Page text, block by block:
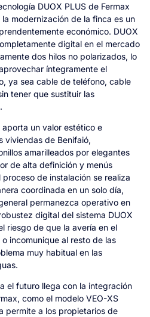
DUOX PLUS de Fermax
modernización de la finca es un
económico. DUOX
digital en el mercado
dos hilos no polarizados, lo
íntegramente el
ya sea cable de teléfono, cable
tener que sustituir las
un valor estético e
viviendas de Benifaió,
amarilleados por elegantes
de alta definición y menús
de instalación se realiza
coordinada en un solo día,
permanezca operativo en
digital del sistema DUOX
riesgo de que la avería en el
incomunique al resto de las
muy habitual en las
el futuro llega con la integración
como el modelo VEO-XS
permite a los propietarios de